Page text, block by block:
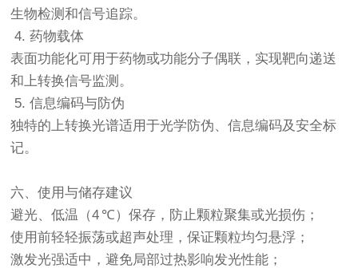
生物检测和信号追踪。
4. 药物载体
表面功能化可用于药物或功能分子偶联，实现靶向递送
和上转换信号监测。
5. 信息编码与防伪
独特的上转换光谱适用于光学防伪、信息编码及安全标
记。
六、使用与储存建议
避光、低温（4 ℃）保存，防止颗粒聚集或光损伤；
使用前轻轻振荡或超声处理，保证颗粒均匀悬浮；
激发光强适中，避免局部过热影响发光性能；